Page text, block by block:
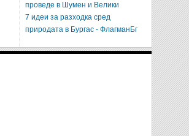
проведе в Шумен и Велики
7 идеи за разходка сред
природата в Бургас - ФлагманБг